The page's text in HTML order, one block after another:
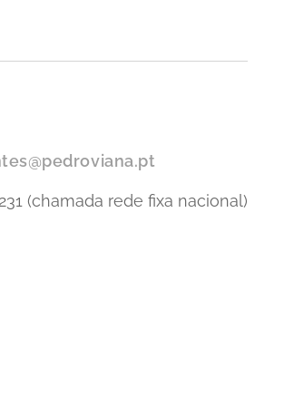
(chamada rede fixa nacional)